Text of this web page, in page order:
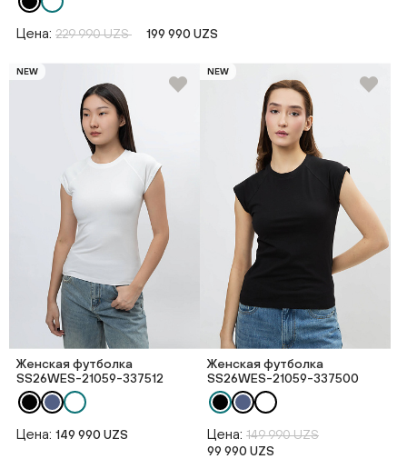
Цена: 229 990 UZS 199 990 UZS
NEW
Женская футболка
SS26WES-21059-337512
Цена: 149 990 UZS
NEW
Женская футболка
SS26WES-21059-337500
Цена: 149 990 UZS
99 990 UZS